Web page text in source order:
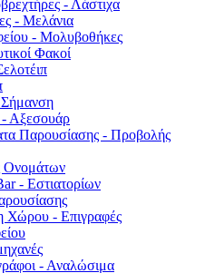
- Λάστιχα
- Μελάνια
- Μολυβοθήκες
Φακοί
- Αξεσουάρ
Παρουσίασης - Προβολής
Ονομάτων
- Εστιατορίων
Χώρου - Επιγραφές
- Αναλώσιμα